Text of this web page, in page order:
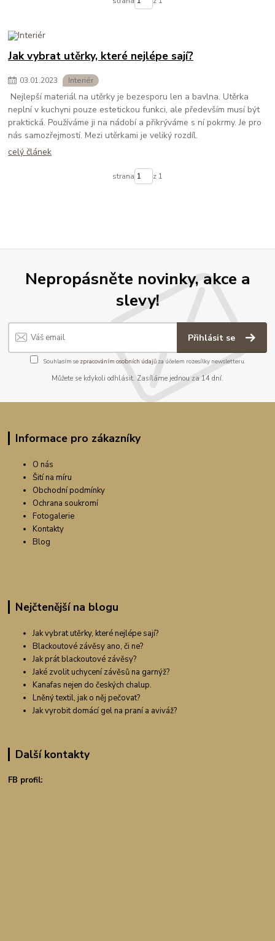
Jak vybrat utěrky, které nejlépe sají?
03.01.2023 Interiér
Nejlepší materiál na utěrky je bezesporu len a bavlna. Utěrka
neplní v kuchyni pouze estetickou funkci, ale především musí být
praktická. Používáme ji na nádobí a přikrýváme s ní pokrmy. Je pro
nás samozřejmostí. Mezi utěrkami je veliký rozdíl.
celý článek
strana z 1
Nepropásněte novinky, akce a
slevy!
Přihlásit se
Souhlasím se zpracováním osobních údajůza účelem rozesílky newsletteru.
Můžete se kdykoli odhlásit. Zasíláme jednou za 14 dní.
Informace pro zákazníky
O nás
Šití na míru
Obchodní podmínky
Ochrana soukromí
Fotogalerie
Kontakty
Blog
Nejčtenější na blogu
Jak vybrat utěrky, které nejlépe sají?
Blackoutové závěsy ano, či ne?
Jak prát blackoutové závěsy?
Jaké zvolit uchycení závěsů na garnýž?
Kanafas nejen do českých chalup.
Lněný textil, jak o něj pečovat?
Jak vyrobit domácí gel na praní a aviváž?
Další kontakty
FB profil: